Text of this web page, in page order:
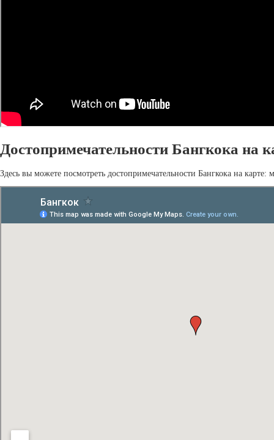
Достопримечательности Бангкока на
Здесь вы можете посмотреть достопримечательности Бангкока на